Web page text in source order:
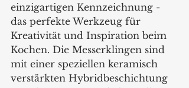
einzigartigen Kennzeichnung -
das perfekte Werkzeug für
Kreativität und Inspiration beim
Kochen. Die Messerklingen sind
mit einer speziellen keramisch
verstärkten Hybridbeschichtung